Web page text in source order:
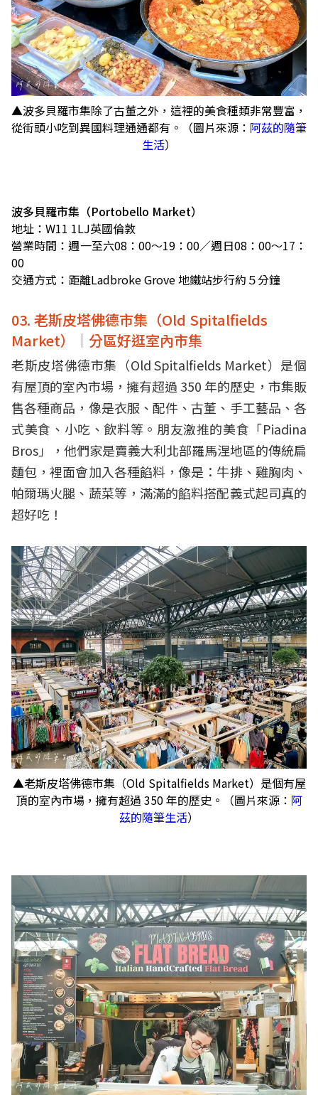
▲波多貝羅市集除了古董之外，這裡的美食種類非常豐富，
從街頭小吃到異國料理通通都有。（圖片來源： 阿茲的隨筆
生活）
波多貝羅市集（Portobello Market）
地址：W11 1LJ英國倫敦
營業時間：週一至六08：00～19：00／週日08：00～17：
00
交通方式：距離Ladbroke Grove 地鐵站步行約５分鐘
03. 老斯皮塔佛德市集（Old Spitalfields
Market）｜分區好逛室內市集
老斯皮塔佛德市集（Old Spitalfields Market）是個
有屋頂的室內市場，擁有超過 350 年的歷史，市集販
售各種商品，像是衣服、配件、古董、手工藝品、各
式美食、小吃、飲料等。朋友激推的美食「Piadina
Bros」，他們家是賣義大利北部羅馬涅地區的傳統扁
麵包，裡面會加入各種餡料，像是：牛排、雞胸肉、
帕爾瑪火腿、蔬菜等，滿滿的餡料搭配義式起司真的
超好吃！
▲老斯皮塔佛德市集（Old Spitalfields Market）是個有屋
頂的室內市場，擁有超過 350 年的歷史。（圖片來源： 阿
茲的隨筆生活）